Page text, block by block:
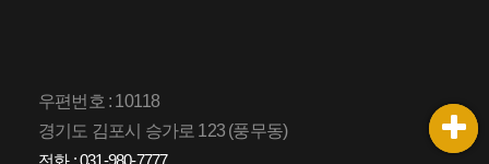
우편번호 : 10118
경기도 김포시 승가로 123 (풍무동)